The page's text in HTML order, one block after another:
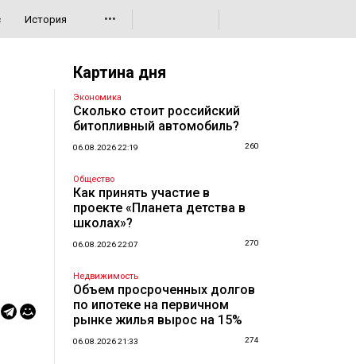
История •••
Картина дня
Экономика
Сколько стоит российский
битопливный автомобиль?
06.08.2026 22:19 260
Общество
Как принять участие в
проекте «Планета детства в
школах»?
06.08.2026 22:07 270
Недвижимость
Объем просроченных долгов
по ипотеке на первичном
рынке жилья вырос на 15%
06.08.2026 21:33 274